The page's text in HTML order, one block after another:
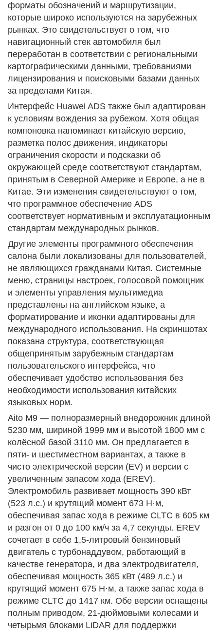
форматы обозначений и маршрутизации,
которые широко используются на зарубежных
рынках. Это свидетельствует о том, что
навигационный стек автомобиля был
переработан в соответствии с региональными
картографическими данными, требованиями
лицензирования и поисковыми базами данных
за пределами Китая.
Интерфейс Huawei ADS также был адаптирован
к условиям вождения за рубежом. Хотя общая
компоновка напоминает китайскую версию,
разметка полос движения, индикаторы
ограничения скорости и подсказки об
окружающей среде соответствуют стандартам,
принятым в Северной Америке и Европе, а не в
Китае. Эти изменения свидетельствуют о том,
что программное обеспечение ADS
соответствует нормативным и эксплуатационным
стандартам международных рынков.
Другие элементы программного обеспечения
салона были локализованы для пользователей,
не являющихся гражданами Китая. Системные
меню, страницы настроек, голосовой помощник
и элементы управления мультимедиа
представлены на английском языке, а
форматирование и иконки адаптированы для
международного использования. На скриншотах
показана структура, соответствующая
общепринятым зарубежным стандартам
пользовательского интерфейса, что
обеспечивает удобство использования без
необходимости использования китайских
языковых норм.
Aito M9 — полноразмерный внедорожник длиной
5230 мм, шириной 1999 мм и высотой 1800 мм с
колёсной базой 3110 мм. Он предлагается в
пяти- и шестиместном вариантах, а также в
чисто электрической версии (EV) и версии с
увеличенным запасом хода (EREV).
Электромобиль развивает мощность 390 кВт
(523 л.с.) и крутящий момент 673 Н·м,
обеспечивая запас хода в режиме CLTC в 605 км
и разгон от 0 до 100 км/ч за 4,7 секунды. EREV
сочетает в себе 1,5-литровый бензиновый
двигатель с турбонаддувом, работающий в
качестве генератора, и два электродвигателя,
обеспечивая мощность 365 кВт (489 л.с.) и
крутящий момент 675 Н·м, а также запас хода в
режиме CLTC до 1417 км. Обе версии оснащены
полным приводом, 21-дюймовыми колесами и
четырьмя блоками LiDAR для поддержки